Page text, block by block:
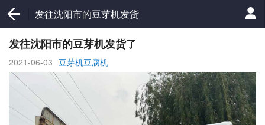
发往沈阳市的豆芽机发货
了
发往沈阳市的豆芽机发货了
2021-06-03 豆芽机豆腐机